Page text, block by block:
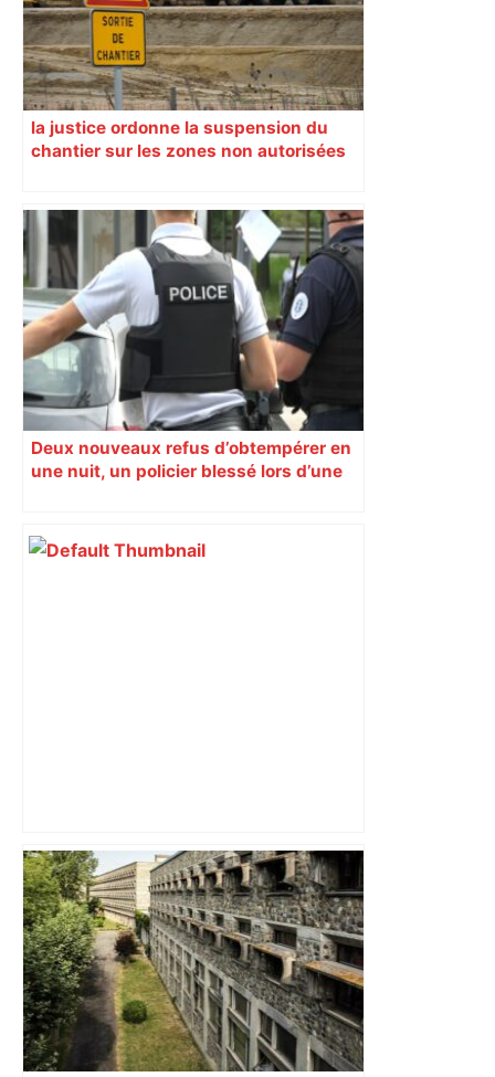
la justice ordonne la suspension du
chantier sur les zones non autorisées
Deux nouveaux refus d’obtempérer en
une nuit, un policier blessé lors d’une
Les ouvriers de l'usine Fibre Excellence
se mobilisent à Toulouse contre la
fermeture de l'entreprise dans le
Comminges – francebleu.fr